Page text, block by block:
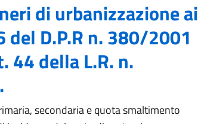
di urbanizzazione ai
D.P.R n. 380/2001
44 della L.R. n.
secondaria e quota smaltimento